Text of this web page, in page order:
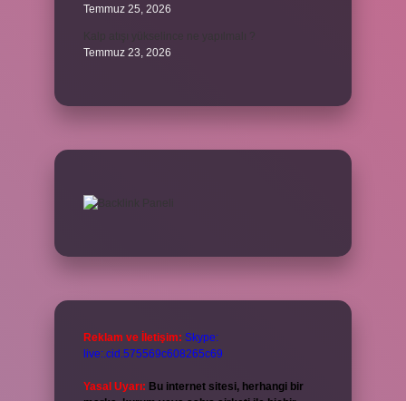
Temmuz 25, 2026
Temmuz 23, 2026
Reklam ve İletişim: Skype:
live:.cid.575569c608265c69
Yasal Uyarı: Bu internet sitesi, herhangi bir